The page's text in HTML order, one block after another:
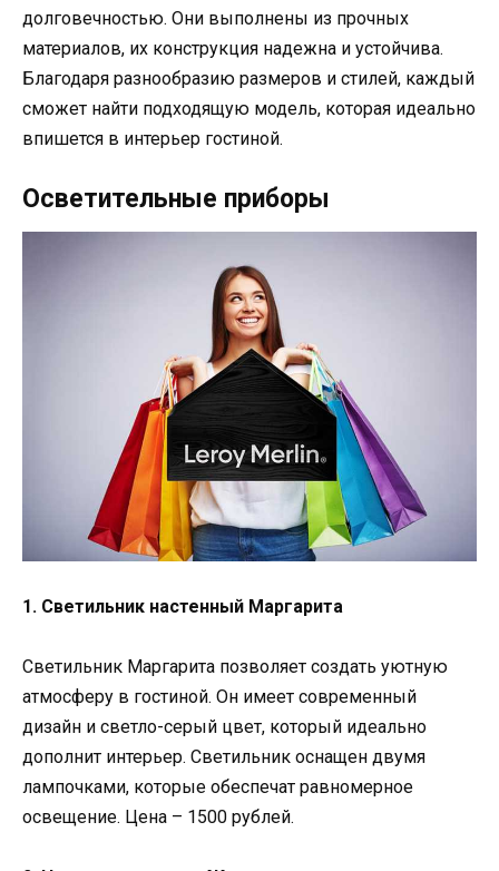
долговечностью. Они выполнены из прочных
материалов, их конструкция надежна и устойчива.
Благодаря разнообразию размеров и стилей, каждый
сможет найти подходящую модель, которая идеально
впишется в интерьер гостиной.
Осветительные приборы
1. Светильник настенный Маргарита
Светильник Маргарита позволяет создать уютную
атмосферу в гостиной. Он имеет современный
дизайн и светло-серый цвет, который идеально
дополнит интерьер. Светильник оснащен двумя
лампочками, которые обеспечат равномерное
освещение. Цена – 1500 рублей.